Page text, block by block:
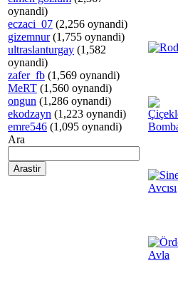
oynandi)
eczaci_07 (2,256 oynandi)
gizemnur(1,755 oynandi)
ultraslanturgay (1,582
oynandi)
zafer_fb (1,569 oynandi)
MeRT (1,560 oynandi)
ongun (1,286 oynandi)
ekodzayn (1,223 oynandi)
emre546 (1,095 oynandi)
Ara